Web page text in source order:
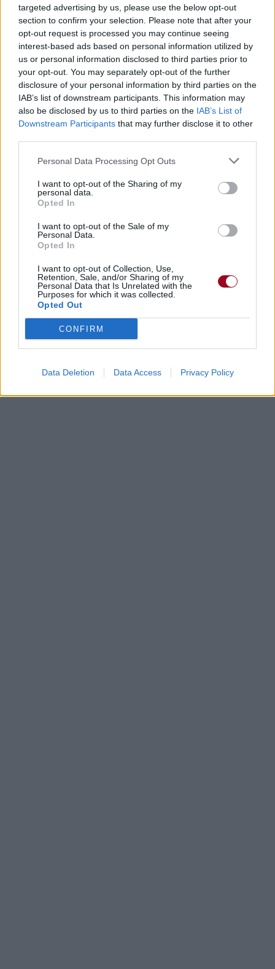
targeted advertising by us, please use the below opt-out
section to confirm your selection. Please note that after your
opt-out request is processed you may continue seeing
interest-based ads based on personal information utilized by
us or personal information disclosed to third parties prior to
your opt-out. You may separately opt-out of the further
disclosure of your personal information by third parties on the
IAB’s list of downstream participants. This information may
also be disclosed by us to third parties on the IAB’s List of
Downstream Participants that may further disclose it to other
Personal Data Processing Opt Outs
I want to opt-out of the Sharing of my
personal data.
Opted In
I want to opt-out of the Sale of my
Personal Data.
Opted In
I want to opt-out of Collection, Use,
Retention, Sale, and/or Sharing of my
Personal Data that Is Unrelated with the
Purposes for which it was collected.
Opted Out
CONFIRM
Data Deletion Data Access Privacy Policy